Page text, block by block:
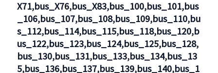
X71,bus_X76,bus_X83,bus_100,bus_101,bus
_106,bus_107,bus_108,bus_109,bus_110,bu
s_112,bus_114,bus_115,bus_118,bus_120,b
us_122,bus_123,bus_124,bus_125,bus_128,
bus_130,bus_131,bus_133,bus_134,bus_13
5,bus_136,bus_137,bus_139,bus_140,bus_1